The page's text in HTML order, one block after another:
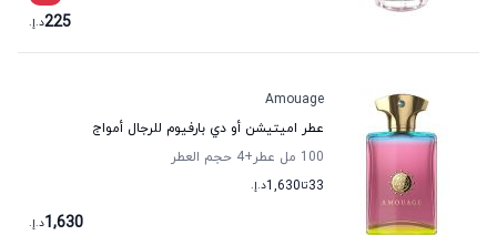
225د.إ.
Amouage
عطر اميتيشن أو دي بارفيوم للرجال أمواج
100 مل عطر
+4
حجم العطر
33تا1,630د.إ.
1,630د.إ.